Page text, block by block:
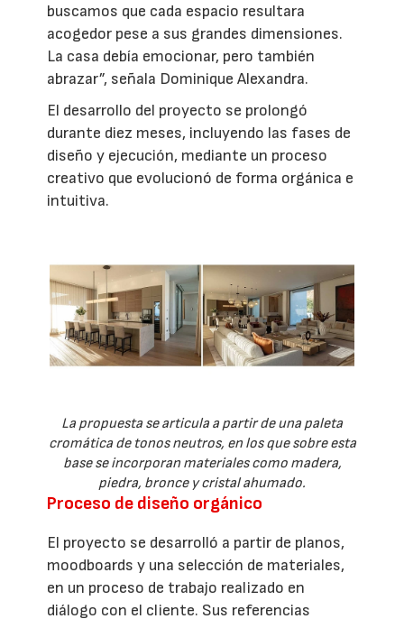
buscamos que cada espacio resultara
acogedor pese a sus grandes dimensiones.
La casa debía emocionar, pero también
abrazar”, señala Dominique Alexandra.
El desarrollo del proyecto se prolongó
durante diez meses, incluyendo las fases de
diseño y ejecución, mediante un proceso
creativo que evolucionó de forma orgánica e
intuitiva.
La propuesta se articula a partir de una paleta
cromática de tonos neutros, en los que sobre esta
base se incorporan materiales como madera,
piedra, bronce y cristal ahumado.
Proceso de diseño orgánico
El proyecto se desarrolló a partir de planos,
moodboards y una selección de materiales,
en un proceso de trabajo realizado en
diálogo con el cliente. Sus referencias